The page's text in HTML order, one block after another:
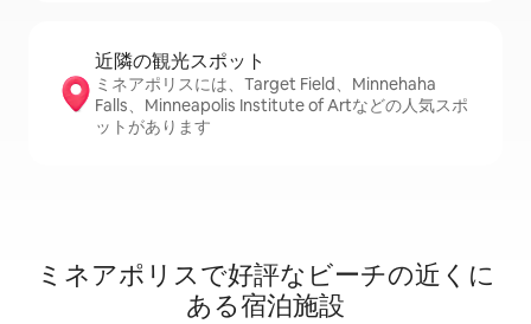
近隣の観光ス⁠ポ⁠ッ⁠ト
ミネアポリスには、Target Field、Minnehaha
Falls、Minneapolis Institute of Artなどの人気スポ
ットがあります
ミネアポリスで好評なビーチの近くに
ある宿泊施設